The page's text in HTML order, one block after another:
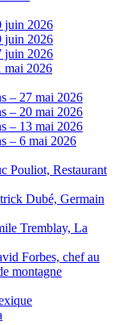
juin 2026
juin 2026
juin 2026
mai 2026
– 27 mai 2026
– 20 mai 2026
– 13 mai 2026
– 6 mai 2026
Pouliot, Restaurant
Dubé, Germain
Tremblay, La
Forbes, chef au
montagne